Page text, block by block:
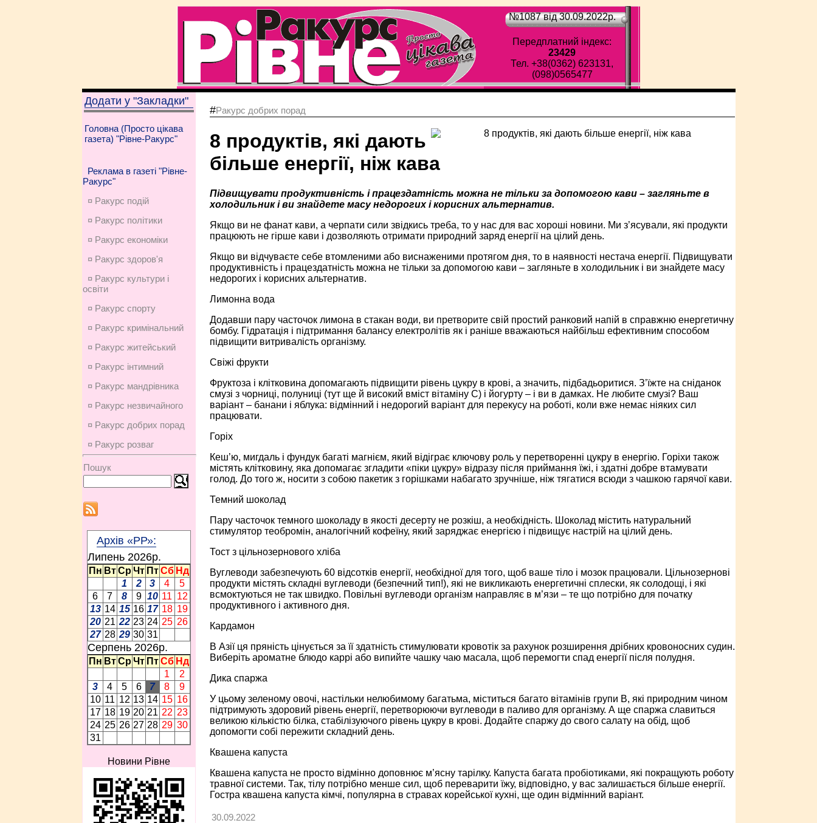
№1087 від 30.09.2022p.
Передплатний індекс:
23429
Тел. +38(0362) 623131,
(098)0565477
Додати у "Закладки"
Головна (Просто цікава
газета) "Рівне-Ракурс"
Реклама в газеті "Рівне-
Ракурс"
¤ Ракурс подій
¤ Ракурс політики
¤ Ракурс економiки
¤ Ракурс здоров'я
¤ Ракурс культури і
освіти
¤ Ракурс спорту
¤ Ракурс кримінальний
¤ Ракурс житейський
¤ Ракурс інтимний
¤ Ракурс мандрівника
¤ Ракурс незвичайного
¤ Ракурс добрих порад
¤ Ракурс розваг
Пошук
Архів «РР»:
Липень 2026p.
Пн Вт Ср Чт Пт Сб Нд
1
2 3 4
5
6
7 8 9 10 11 12
13 14 15 16 17 18 19
20 21 22 23 24 25 26
27 28 29 30 31
Серпень 2026p.
Пн Вт Ср Чт Пт Сб Нд
1
2
3
4 5 6 7 8
9
10 11 12 13 14 15 16
17 18 19 20 21 22 23
24 25 26 27 28 29 30
31
Новини Рівне
#Ракурс добрих порад
8 продуктів, які дають
більше енергії, ніж кава
Підвищувати продуктивність і працездатність можна не тільки за допомогою кави – загляньте в
холодильник і ви знайдете масу недорогих і корисних альтернатив.
Якщо ви не фанат кави, а черпати сили звідкись треба, то у нас для вас хороші новини. Ми з’ясували, які продукти
працюють не гірше кави і дозволяють отримати природний заряд енергії на цілий день.
Якщо ви відчуваєте себе втомленими або виснаженими протягом дня, то в наявності нестача енергії. Підвищувати
продуктивність і працездатність можна не тільки за допомогою кави – загляньте в холодильник і ви знайдете масу
недорогих і корисних альтернатив.
Лимонна вода
Додавши пару часточок лимона в стакан води, ви претворите свій простий ранковий напій в справжню енергетичну
бомбу. Гідратація і підтримання балансу електролітів як і раніше вважаються найбільш ефективним способом
підвищити витривалість організму.
Свіжі фрукти
Фруктоза і клітковина допомагають підвищити рівень цукру в крові, а значить, підбадьоритися. З’їжте на сніданок
смузі з чорниці, полуниці (тут ще й високий вміст вітаміну С) і йогурту – і ви в дамках. Не любите смузі? Ваш
варіант – банани і яблука: відмінний і недорогий варіант для перекусу на роботі, коли вже немає ніяких сил
працювати.
Горіх
Кеш’ю, мигдаль і фундук багаті магнієм, який відіграє ключову роль у перетворенні цукру в енергію. Горіхи також
містять клітковину, яка допомагає згладити «піки цукру» відразу після приймання їжі, і здатні добре втамувати
голод. До того ж, носити з собою пакетик з горішками набагато зручніше, ніж тягатися всюди з чашкою гарячої кави.
Темний шоколад
Пару часточок темного шоколаду в якості десерту не розкіш, а необхідність. Шоколад містить натуральний
стимулятор теобромін, аналогічний кофеїну, який заряджає енергією і підвищує настрій на цілий день.
Тост з цільнозернового хліба
Вуглеводи забезпечують 60 відсотків енергії, необхідної для того, щоб ваше тіло і мозок працювали. Цільнозернові
продукти містять складні вуглеводи (безпечний тип!), які не викликають енергетичні сплески, як солодощі, і які
всмоктуються не так швидко. Повільні вуглеводи організм направляє в м’язи – те що потрібно для початку
продуктивного і активного дня.
Кардамон
В Азії ця пряність цінується за її здатність стимулювати кровотік за рахунок розширення дрібних кровоносних судин.
Виберіть ароматне блюдо каррі або випийте чашку чаю масала, щоб перемогти спад енергії після полудня.
Дика спаржа
У цьому зеленому овочі, настільки нелюбимому багатьма, міститься багато вітамінів групи В, які природним чином
підтримують здоровий рівень енергії, перетворюючи вуглеводи в паливо для організму. А ще спаржа славиться
великою кількістю білка, стабілізуючого рівень цукру в крові. Додайте спаржу до свого салату на обід, щоб
допомогти собі пережити складний день.
Квашена капуста
Квашена капуста не просто відмінно доповнює м’ясну тарілку. Капуста багата пробіотиками, які покращують роботу
травної системи. Так, тілу потрібно менше сил, щоб переварити їжу, відповідно, у вас залишається більше енергії.
Гостра квашена капуста кімчі, популярна в стравах корейської кухні, ще один відмінний варіант.
30.09.2022